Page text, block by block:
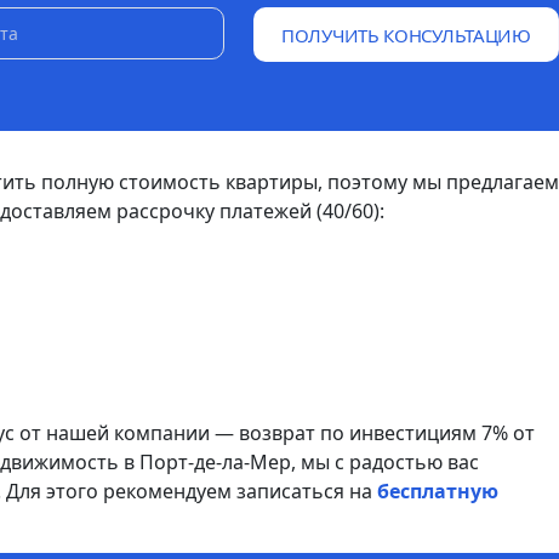
ПОЛУЧИТЬ КОНСУЛЬТАЦИЮ
полную стоимость квартиры, поэтому мы предлагаем
рассрочку платежей (40/60):
от нашей компании — возврат по инвестициям 7% от
в Порт-де-ла-Мер, мы с радостью вас
этого рекомендуем записаться на бесплатную